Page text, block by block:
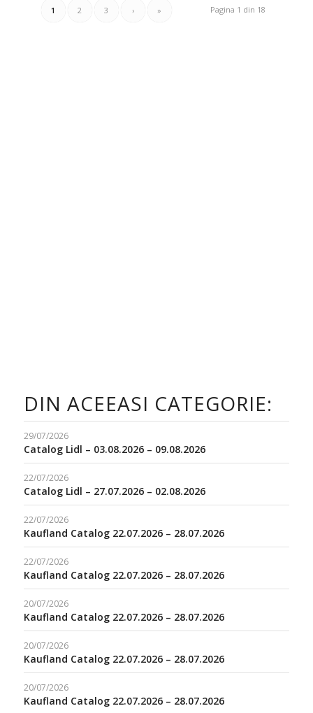
Pagina 1 din 18
1 2 3 › »
DIN ACEEASI CATEGORIE:
29/07/2026
Catalog Lidl – 03.08.2026 – 09.08.2026
22/07/2026
Catalog Lidl – 27.07.2026 – 02.08.2026
22/07/2026
Kaufland Catalog 22.07.2026 – 28.07.2026
22/07/2026
Kaufland Catalog 22.07.2026 – 28.07.2026
20/07/2026
Kaufland Catalog 22.07.2026 – 28.07.2026
20/07/2026
Kaufland Catalog 22.07.2026 – 28.07.2026
20/07/2026
Kaufland Catalog 22.07.2026 – 28.07.2026